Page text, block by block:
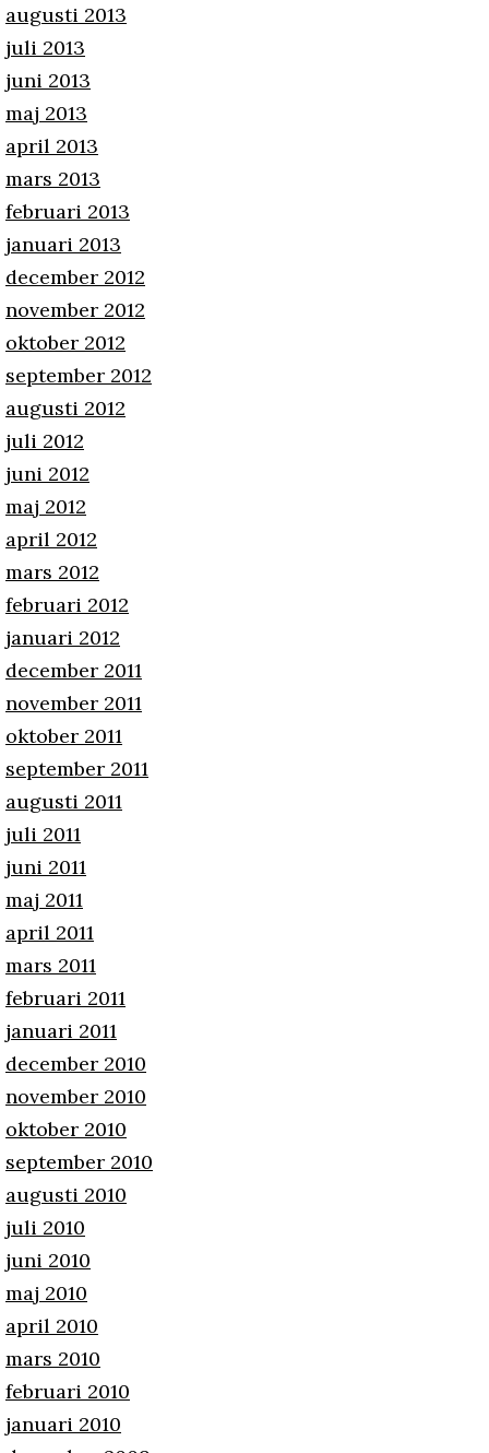
augusti 2013
juli 2013
juni 2013
maj 2013
april 2013
mars 2013
februari 2013
januari 2013
december 2012
november 2012
oktober 2012
september 2012
augusti 2012
juli 2012
juni 2012
maj 2012
april 2012
mars 2012
februari 2012
januari 2012
december 2011
november 2011
oktober 2011
september 2011
augusti 2011
juli 2011
juni 2011
maj 2011
april 2011
mars 2011
februari 2011
januari 2011
december 2010
november 2010
oktober 2010
september 2010
augusti 2010
juli 2010
juni 2010
maj 2010
april 2010
mars 2010
februari 2010
januari 2010